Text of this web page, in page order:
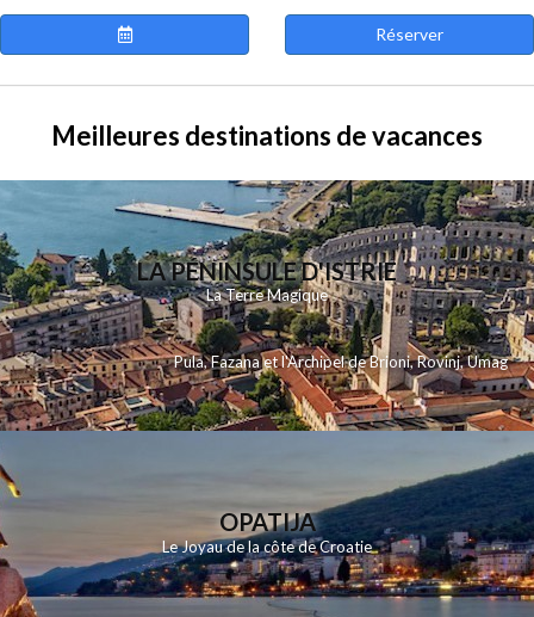
Réserver
Meilleures destinations de vacances
LA PÉNINSULE D'ISTRIE
La Terre Magique
Pula,Fazana et l'Archipel de Brioni,Rovinj,Umag
OPATIJA
Le Joyau de la côte de Croatie